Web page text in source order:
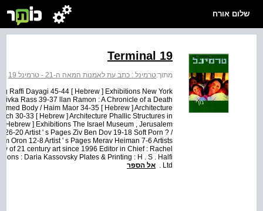
שלום אורח
Terminal 19
מתוך:טרמינל : כתב עת לאמנות המאה ה-21 - טרמינל 19
Raffi Dayagi 45-44 [ Hebrew ] Exhibitions New York
Rass 39-37 llan Ramon : A Chronicle of a Death
Body / Haim Maor 34-35 [ Hebrew ] Architecture
30-33 [ Hebrew ] Architecture Phallic Structures in
Hebrew ] Exhibitions The Israel Museum , Jerusalem
20 Artist ' s Pages Ziv Ben Dov 19-18 Soft Porn ? /
Oron 12-8 Artist ' s Pages Merav Heiman 7-6 Artists
of 21 century art since 1996 Editor in Chief : Rachel
: Daria Kassovsky Plates & Printing : H . S . Halfi
Ltd .
אל הספר